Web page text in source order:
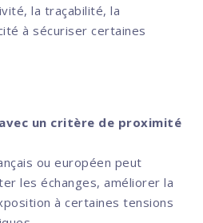
la traçabilité, la
à sécuriser certaines
un critère de proximité
ou européen peut
les échanges, améliorer la
à certaines tensions